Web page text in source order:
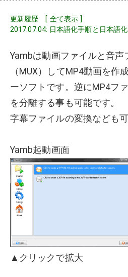
更新履歴 [ 全て表示]
2017.07.04: 日本語化手順と日本語
Yambは動画ファイルと音声
（MUX）してMP4動画を作
ーソフトです。逆にMP4フ
を分離する事も可能です。
字幕ファイルの変換なども可
Yamb起動画面
▲クリックで拡大